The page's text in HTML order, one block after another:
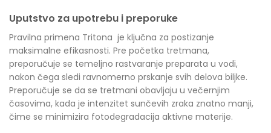
Uputstvo za upotrebu i preporuke
Pravilna primena Tritona je ključna za postizanje
maksimalne efikasnosti. Pre početka tretmana,
preporučuje se temeljno rastvaranje preparata u vodi,
nakon čega sledi ravnomerno prskanje svih delova biljke.
Preporučuje se da se tretmani obavljaju u večernjim
časovima, kada je intenzitet sunčevih zraka znatno manji,
čime se minimizira fotodegradacija aktivne materije.